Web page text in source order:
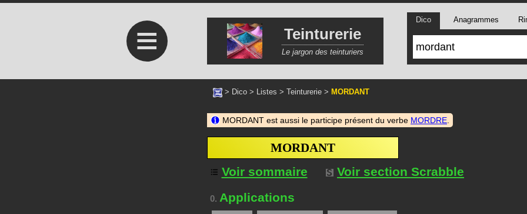
≡ Teinturerie
Le jargon des teinturiers
Dico Anagrammes
> Dico > Listes > Teinturerie > MORDANT
MORDANT est aussi le participe présent du verbe MORDRE
MORDANT
Voir sommaire
Voir section Scrabble
0. Applications